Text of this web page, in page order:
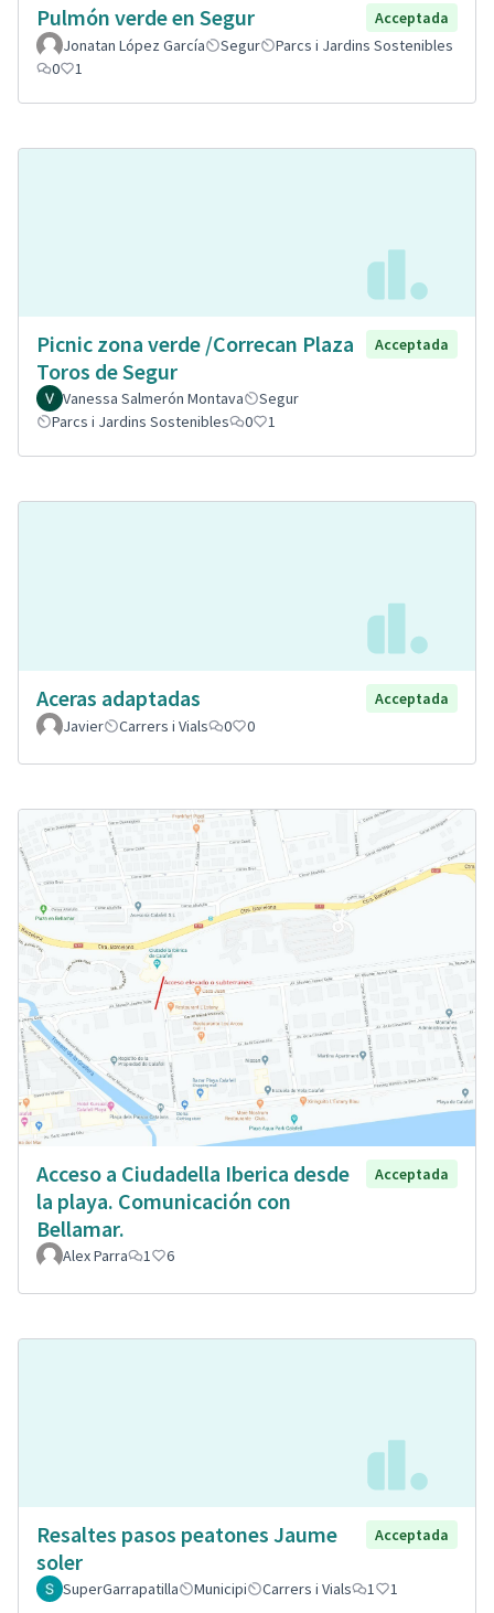
Pulmón verde en Segur
Acceptada
Jonatan López García
Segur
Parcs i Jardins Sostenibles
0
1
Picnic zona verde /Correcan Plaza
Toros de Segur
Acceptada
Vanessa Salmerón Montava
Segur
Parcs i Jardins Sostenibles
0 1
Aceras adaptadas
Acceptada
Javier
Carrers i Vials 0 0
Acceso a Ciudadella Iberica desde
la playa. Comunicación con
Bellamar.
Acceptada
Alex Parra 1 6
Resaltes pasos peatones Jaume
soler
Acceptada
SuperGarrapatilla Municipi Carrers i Vials 1 1